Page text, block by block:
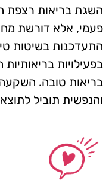
השגת בריאות רצפת
פעמי, אלא דורשת
התעדכנות בשיטות
בפעילויות
בריאות טובה.
והנפשית תוביל